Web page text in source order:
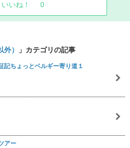
いいね！ 0
） 」カテゴリの記事
記ちょっとベルギー寄り道１
アー